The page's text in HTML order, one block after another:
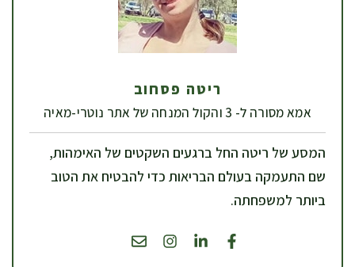
ריטה פסחוב
אמא מסורה ל- 3 והקול המנחה של אתר נוטרי-מאיה
המסע של ריטה החל ברגעים השקטים של האימהות,
שם התעמקה בעולם הבריאות כדי להבטיח את הטוב
ביותר למשפחתה.